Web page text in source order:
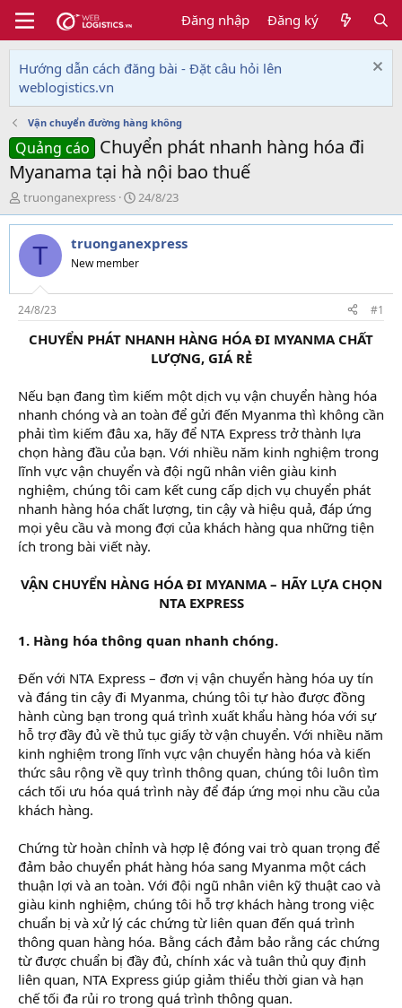
Đăng nhập Đăng ký
Hướng dẫn cách đăng bài - Đặt câu hỏi lên
weblogistics.vn
Vận chuyển đường hàng không
Quảng cáo Chuyển phát nhanh hàng hóa đi
Myanama tại hà nội bao thuế
T
h
r
e
d
s
t
a
r
truonganexpress
N
g
à
y
g
i
24/8/23
T truonganexpress
New member
24/8/23 #1
CHUYỂN PHÁT NHANH HÀNG HÓA ĐI MYANMA CHẤT
LƯỢNG, GIÁ RẺ
Nếu bạn đang tìm kiếm một dịch vụ vận chuyển hàng hóa
nhanh chóng và an toàn để gửi đến Myanma thì không cần
phải tìm kiếm đâu xa, hãy để NTA Express trở thành lựa
chọn hàng đầu của bạn. Với nhiều năm kinh nghiệm trong
lĩnh vực vận chuyển và đội ngũ nhân viên giàu kinh
nghiệm, chúng tôi cam kết cung cấp dịch vụ chuyển phát
nhanh hàng hóa chất lượng, tin cậy và hiệu quả, đáp ứng
mọi yêu cầu và mong đợi của khách hàng qua những tiện
ích trong bài viết này.
VẬN CHUYỂN HÀNG HÓA ĐI MYANMA – HÃY LỰA CHỌN
NTA EXPRESS
1. Hàng hóa thông quan nhanh chóng.
Đến với NTA Express – đơn vị vận chuyển hàng hóa uy tín
và đáng tin cậy đi Myanma, chúng tôi tự hào được đồng
hành cùng bạn trong quá trình xuất khẩu hàng hóa với sự
hỗ trợ đầy đủ về thủ tục giấy tờ vận chuyển. Với nhiều năm
kinh nghiệm trong lĩnh vực vận chuyển hàng hóa và kiến
thức sâu rộng về quy trình thông quan, chúng tôi luôn tìm
cách tối ưu hóa quá trình này để đáp ứng mọi nhu cầu của
khách hàng.
Chứng từ hoàn chỉnh và hợp lệ đóng vai trò quan trọng để
đảm bảo chuyển phát hàng hóa sang Myanma một cách
thuận lợi và an toàn. Với đội ngũ nhân viên kỹ thuật cao và
giàu kinh nghiệm, chúng tôi hỗ trợ khách hàng trong việc
chuẩn bị và xử lý các chứng từ liên quan đến quá trình
thông quan hàng hóa. Bằng cách đảm bảo rằng các chứng
từ được chuẩn bị đầy đủ, chính xác và tuân thủ quy định
liên quan, NTA Express giúp giảm thiểu thời gian và hạn
chế tối đa rủi ro trong quá trình thông quan.